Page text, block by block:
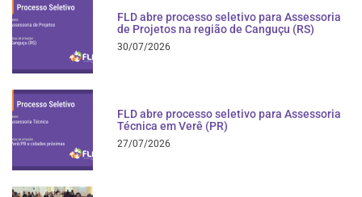
FLD abre processo seletivo para Assessoria
de Projetos na região de Canguçu (RS)
30/07/2026
FLD abre processo seletivo para Assessoria
Técnica em Verê (PR)
27/07/2026